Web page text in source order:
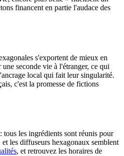
financent en partie l'audace des
s'exportent de mieux en
seconde vie à l'étranger, ce qui
local qui fait leur singularité.
c'est la promesse de fictions
tous les ingrédients sont réunis pour
les diffuseurs hexagonaux semblent
, et retrouvez les horaires de